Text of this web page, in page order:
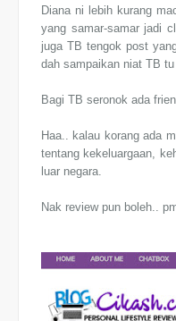
Diana ni lebih kurang
yang samar-samar jadi
juga TB tengok post
dah sampaikan niat TB
Bagi TB seronok ada
Haa.. kalau korang ada
tentang kekeluargaan,
luar negara.
Nak review pun boleh..